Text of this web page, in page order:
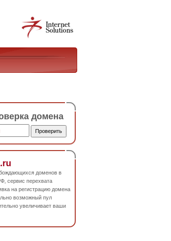
домена
доменов в
сервис перехвата
на регистрацию домена
возможный пул
увеличивает ваши